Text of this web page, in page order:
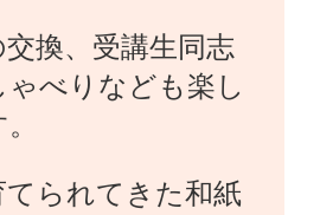
換、受講生同志
ゃべりなども楽し
てられてきた和紙